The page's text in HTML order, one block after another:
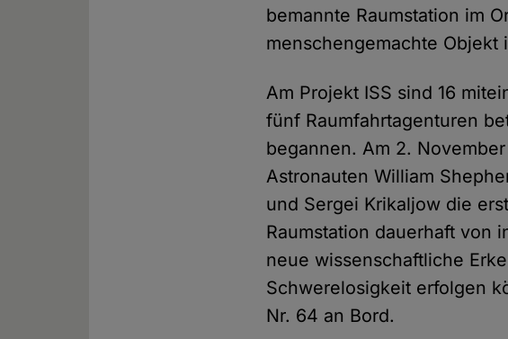
bemannte Raumstation im
menschengemachte Objekt
Am Projekt ISS sind 16
fünf Raumfahrtagenturen
begannen. Am 2.
Astronauten William
und Sergei Krikaljow die
Raumstation dauerhaft von
neue wissenschaftliche
Schwerelosigkeit erfolgen
Nr. 64 an Bord.